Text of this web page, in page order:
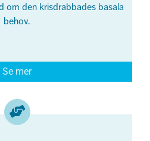
om den krisdrabbades basala
behov.
Se mer